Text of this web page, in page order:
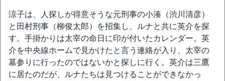
涼子は、人探しが得意そうな元刑事の小湊（渋川清彦）
と田村刑事（柳俊太郎）を招集し、ルナと共に英介を探
す。手掛かりは太宰の命日に印が付いたカレンダー。英
介を中央線ホームで見かけたと言う連絡が入り、太宰の
墓参りに行ったのではないかと探しに行く。英介は三鷹
に居たのだが、ルナたちは見つけることができなかっ